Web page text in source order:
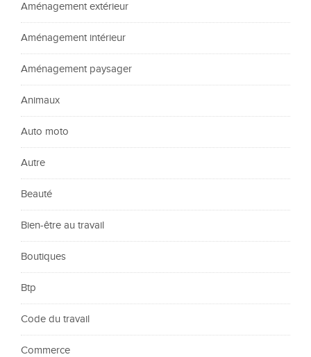
Aménagement extérieur
Aménagement intérieur
Aménagement paysager
Animaux
Auto moto
Autre
Beauté
Bien-être au travail
Boutiques
Btp
Code du travail
Commerce